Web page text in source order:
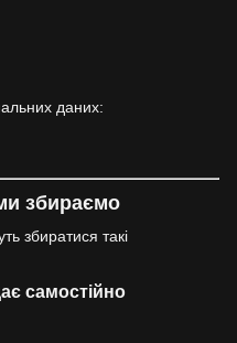
даних:
збираємо
збиратися такі
самостійно